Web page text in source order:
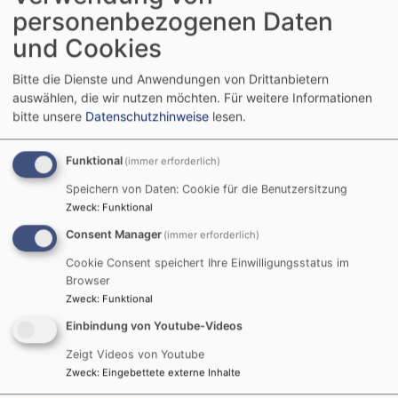
Taizé-Andacht
Taizé-Team
München Offenbarungskirche
Mi, 2.12. 19 Uhr
Taizé-Andacht
Taizé-Team
München
Offenbarungskirche
Tageslosung
Jauchze, du Tochter Zion! Frohlocke, Israel! Freue
dich und sei fröhlich von ganzem Herzen, du
Tochter Jerusalem! Denn der HERR hat deine
Strafe weggenommen.
Zefanja 3,14-15
personenbezogenen Daten
und Cookies
Bitte die Dienste und Anwendungen von Drittanbietern
auswählen, die wir nutzen möchten. Für weitere Informationen
bitte unsere Datenschutzhinweise lesen.
Funktional (immer erforderlich)
Speichern von Daten: Cookie für die Benutzersitzung
Zweck: Funktional
Consent Manager (immer erforderlich)
Cookie Consent speichert Ihre Einwilligungsstatus im
Browser
Zweck: Funktional
Einbindung von Youtube-Videos
Zeigt Videos von Youtube
Zweck: Eingebettete externe Inhalte